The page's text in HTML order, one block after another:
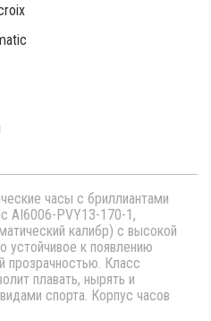
часы с бриллиантами
AI6006-PVY13-170-1,
калибр) с высокой
устойчивое к появлению
прозрачностью. Класс
плавать, нырять и
спорта. Корпус часов